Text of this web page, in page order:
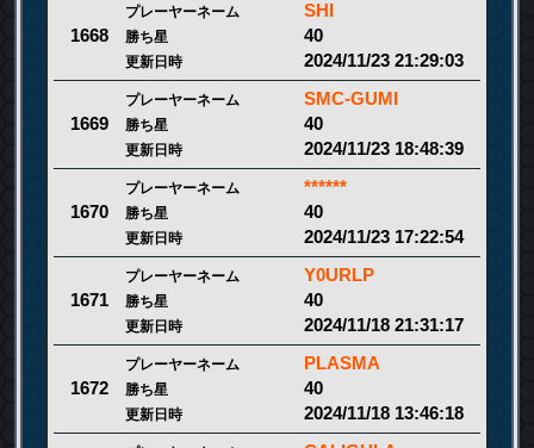
1668
プレーヤーネーム SHI
勝ち星 40
更新日時 2024/11/23 21:29:03
1669
プレーヤーネーム SMC-GUMI
勝ち星 40
更新日時 2024/11/23 18:48:39
1670
プレーヤーネーム ******
勝ち星 40
更新日時 2024/11/23 17:22:54
1671
プレーヤーネーム Y0URLP
勝ち星 40
更新日時 2024/11/18 21:31:17
1672
プレーヤーネーム PLASMA
勝ち星 40
更新日時 2024/11/18 13:46:18